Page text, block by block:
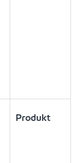
Produkt